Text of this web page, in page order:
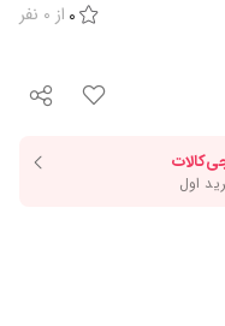
0 از 0 نفر